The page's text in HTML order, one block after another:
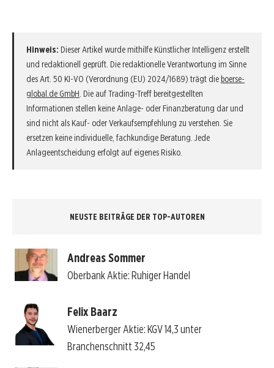
Hinweis: Dieser Artikel wurde mithilfe Künstlicher Intelligenz erstellt
und redaktionell geprüft. Die redaktionelle Verantwortung im Sinne
des Art. 50 KI-VO (Verordnung (EU) 2024/1689) trägt die boerse-
global.de GmbH . Die auf Trading-Treff bereitgestellten
Informationen stellen keine Anlage- oder Finanzberatung dar und
sind nicht als Kauf- oder Verkaufsempfehlung zu verstehen. Sie
ersetzen keine individuelle, fachkundige Beratung. Jede
Anlageentscheidung erfolgt auf eigenes Risiko.
NEUSTE BEITRÄGE DER TOP-AUTOREN
Andreas Sommer
Oberbank Aktie: Ruhiger Handel
Felix Baarz
Wienerberger Aktie: KGV 14,3 unter
Branchenschnitt 32,45